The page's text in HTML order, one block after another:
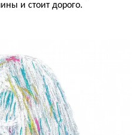
и стоит дорого.